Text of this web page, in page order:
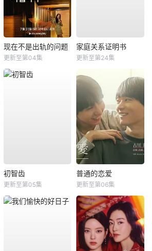
现在不是出轨的问题
更新至第04集
家庭关系证明书
更新至第24集
初智齿
更新至第05集
普通的恋爱
更新至第06集